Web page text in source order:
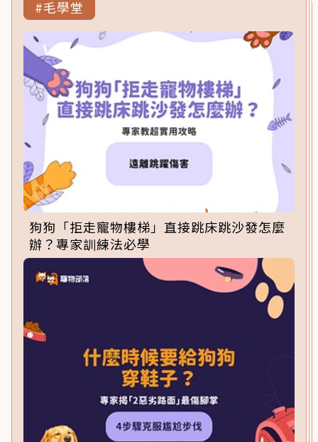
#毛學堂
狗狗「拒走寵物樓梯」直接跳床跳沙發怎麼
辦？專家訓練法必學